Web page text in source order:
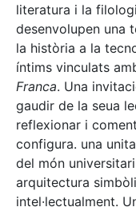
literatura i la
desenvolupen una
la història a la
íntims vinculats
Franca. Una
gaudir de la seua
reflexionar i
configura. una
del món
arquitectura
intel·lectualment.